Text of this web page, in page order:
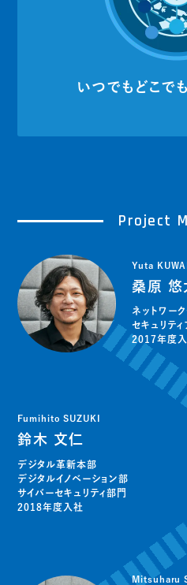
いつでもどこで
Project
Yuta
桑原 悠
ネットワー
セキュリテ
2017年度
Fumihito SUZUKI
鈴木 文仁
デジタル革新本部
デジタルイノベーション部
サイバーセキュリティ部門
2018年度入社
Mitsuharu